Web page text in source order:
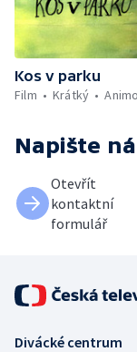
Kos v parku
Film
Krátký
Napište
Otevřít
kontaktní
formulář
Divácké centrum